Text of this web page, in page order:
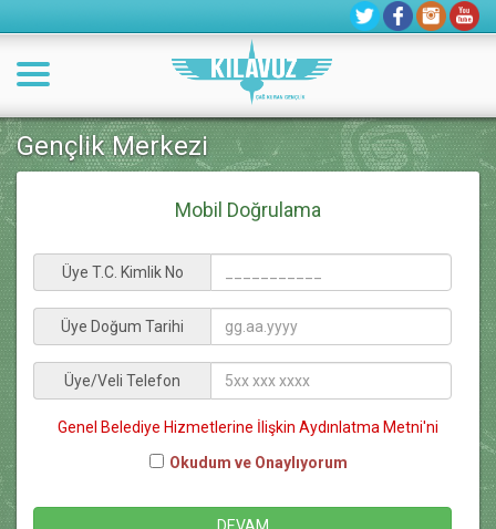
Gençlik Merkezi
Mobil Doğrulama
Üye T.C. Kimlik No
Üye Doğum Tarihi
Üye/Veli Telefon
Genel Belediye Hizmetlerine İlişkin Aydınlatma Metni'ni
Okudum ve Onaylıyorum